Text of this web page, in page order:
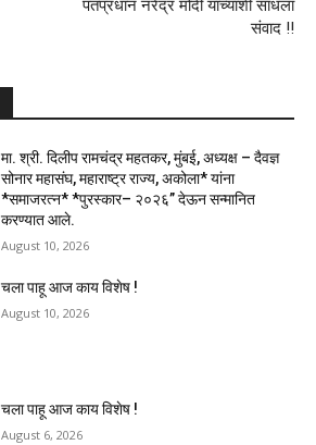
पंतप्रधान नरेंद्र मोदी यांच्याशी साधला
संवाद !!
मा. श्री. दिलीप रामचंद्र महतकर, मुंबई, अध्यक्ष – दैवज्ञ
सोनार महासंघ, महाराष्ट्र राज्य, अकोला* यांना
*समाजरत्न* *पुरस्कार– २०२६” देऊन सन्मानित
करण्यात आले.
August 10, 2026
चला पाहू आज काय विशेष !
August 10, 2026
चला पाहू आज काय विशेष !
August 6, 2026